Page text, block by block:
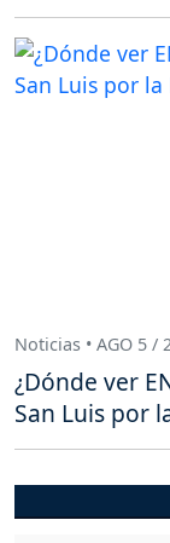
Noticias • AGO 5 /
¿Dónde ver
San Luis por